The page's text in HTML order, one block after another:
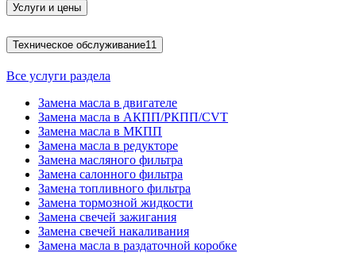
Услуги и цены
Техническое обслуживание11
Все услуги раздела
Замена масла в двигателе
Замена масла в АКПП/РКПП/CVT
Замена масла в МКПП
Замена масла в редукторе
Замена масляного фильтра
Замена салонного фильтра
Замена топливного фильтра
Замена тормозной жидкости
Замена свечей зажигания
Замена свечей накаливания
Замена масла в раздаточной коробке